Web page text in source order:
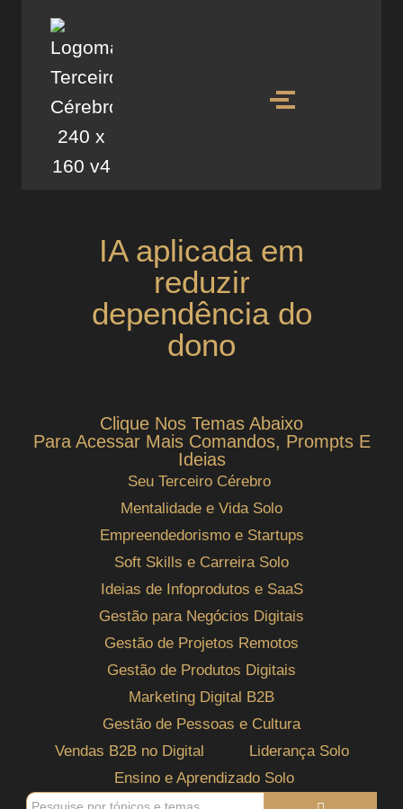
IA aplicada em
reduzir
dependência do
dono
Clique Nos Temas Abaixo
Para Acessar Mais Comandos, Prompts E
Ideias
Seu Terceiro Cérebro
Mentalidade e Vida Solo
Empreendedorismo e Startups
Soft Skills e Carreira Solo
Ideias de Infoprodutos e SaaS
Gestão para Negócios Digitais
Gestão de Projetos Remotos
Gestão de Produtos Digitais
Marketing Digital B2B
Gestão de Pessoas e Cultura
Vendas B2B no Digital
Liderança Solo
Ensino e Aprendizado Solo